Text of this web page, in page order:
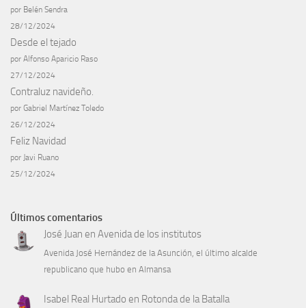
por Belén Sendra
28/12/2024
Desde el tejado
por Alfonso Aparicio Raso
27/12/2024
Contraluz navideño.
por Gabriel Martínez Toledo
26/12/2024
Feliz Navidad
por Javi Ruano
25/12/2024
Últimos comentarios
José Juan en Avenida de los institutos
Avenida José Hernández de la Asunción, el último alcalde
republicano que hubo en Almansa
Isabel Real Hurtado en Rotonda de la Batalla